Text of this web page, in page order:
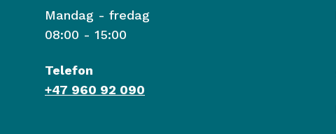
Mandag - fredag
08:00 - 15:00
Telefon
+47 960 92 090